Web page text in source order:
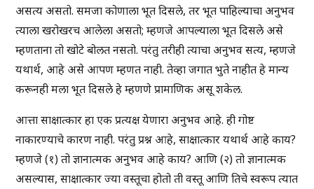
असत्य असतो. समजा कोणाला भूत दिसले, तर भूत पाहिल्याचा अनुभव
त्याला खरोखरच आलेला असतो; म्हणजे आपल्याला भूत दिसले असे
म्हणताना तो खोटे बोलत नसतो. परंतु तरीही त्याचा अनुभव सत्य, म्हणजे
यथार्थ, आहे असे आपण म्हणत नाही. तेव्हा जगात भुते नाहीत हे मान्य
करूनही मला भूत दिसले हे म्हणणे प्रामाणिक असू शकेल.
आत्ता साक्षात्कार हा एक प्रत्यक्ष येणारा अनुभव आहे. ही गोष्ट
नाकारण्याचे कारण नाही. परंतु प्रश्न आहे, साक्षात्कार यथार्थ आहे काय?
म्हणजे (१) तो ज्ञानात्मक अनुभव आहे काय? आणि (२) तो ज्ञानात्मक
असल्यास, साक्षात्कार ज्या वस्तूचा होतो ती वस्तू आणि तिचे स्वरूप त्यात